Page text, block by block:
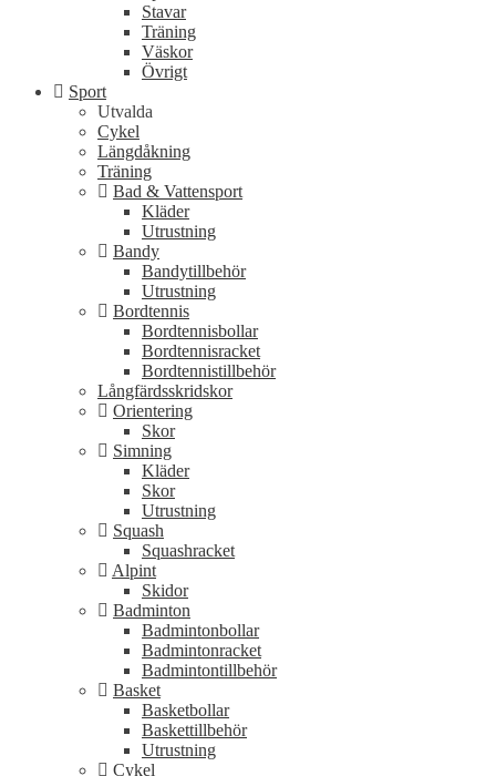
Stavar
Träning
Väskor
Övrigt
Sport
Utvalda
Cykel
Längdåkning
Träning
Bad & Vattensport
Kläder
Utrustning
Bandy
Bandytillbehör
Utrustning
Bordtennis
Bordtennisbollar
Bordtennisracket
Bordtennistillbehör
Långfärdsskridskor
Orientering
Skor
Simning
Kläder
Skor
Utrustning
Squash
Squashracket
Alpint
Skidor
Badminton
Badmintonbollar
Badmintonracket
Badmintontillbehör
Basket
Basketbollar
Baskettillbehör
Utrustning
Cykel